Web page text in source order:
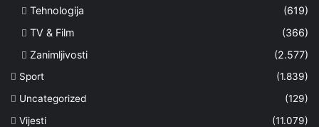
Tehnologija
(619)
TV & Film
(366)
Zanimljivosti
(2.577)
Sport
(1.839)
Uncategorized
(129)
Vijesti
(11.079)